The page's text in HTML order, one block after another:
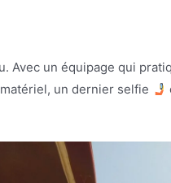
Avec un équipage qui
un dernier selfie